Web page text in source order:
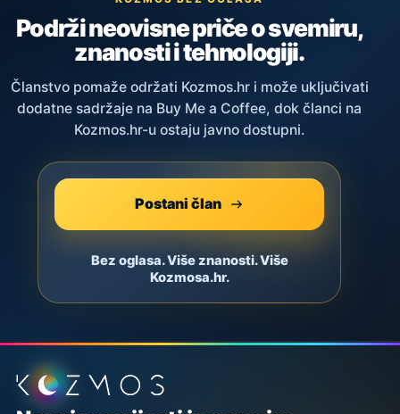
Podrži neovisne priče o svemiru,
znanosti i tehnologiji.
Članstvo pomaže održati Kozmos.hr i može uključivati
dodatne sadržaje na Buy Me a Coffee, dok članci na
Kozmos.hr-u ostaju javno dostupni.
Postani član
Bez oglasa. Više znanosti. Više
Kozmosa.hr.
Podnožje stranice